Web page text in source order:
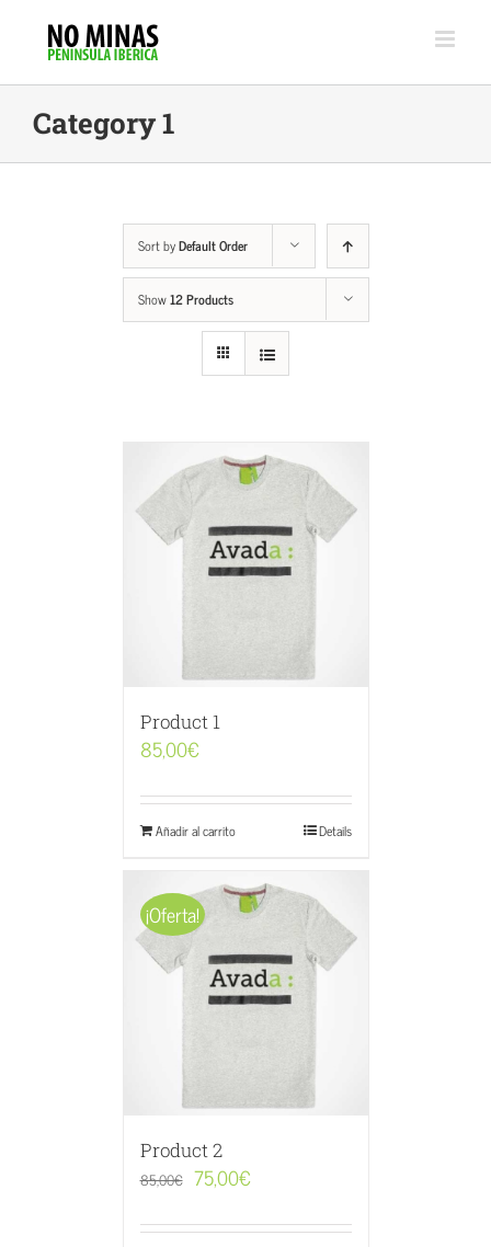
Category 1
Sort byDefault Order
Show12 Products
Product 1
85,00€
Añadir al carrito Details
¡Oferta!
Product 2
85,00€ 75,00€